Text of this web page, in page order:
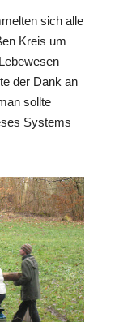
sich alle
Kreis um
der Dank an
sollte
Systems